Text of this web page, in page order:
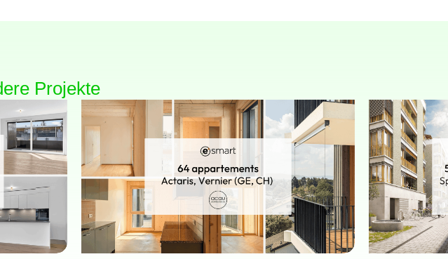
Projekte